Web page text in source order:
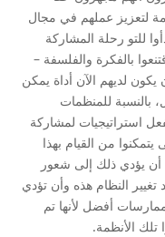
لتعزيز عملهم في مجال
للتو رحلة المشاركة
بالفكرة والفلسفة –
لديهم الآن أداة يمكن
بالنسبة للمنظمات
استراتيجيات لمشاركة
من القيام بهذا
أن يؤدي ذلك إلى شعور
النظام هذه وأن تؤدي
أفضل لأنها تم
تلك الأنظمة.